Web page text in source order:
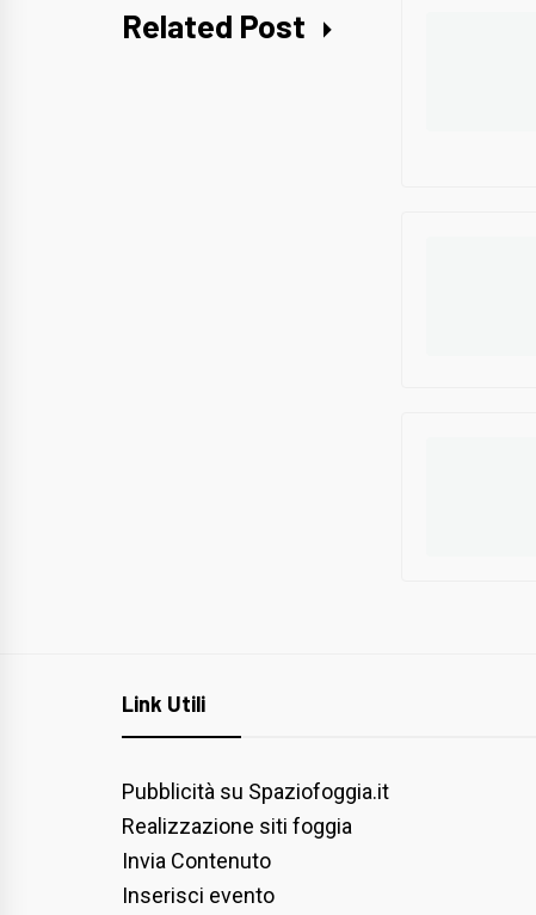
Related Post
Link Utili
Pubblicità su Spaziofoggia.it
Realizzazione siti foggia
Invia Contenuto
Inserisci evento